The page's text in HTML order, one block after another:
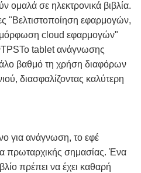
ομαλά σε ηλεκτρονικά βιβλία.
"Βελτιστοποίηση εφαρμογών,
cloud εφαρμογών"
TPSΤο tablet ανάγνωσης
βαθμό τη χρήση διαφόρων
διασφαλίζοντας καλύτερη
για ανάγνωση, το εφέ
πρωταρχικής σημασίας. Ένα
πρέπει να έχει καθαρή